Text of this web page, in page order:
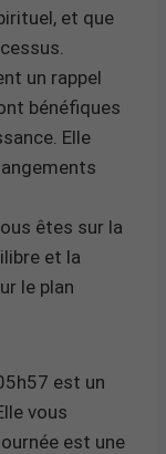
et que
un rappel
bénéfiques
Elle
êtes sur la
et la
le plan
est un
vous
est une